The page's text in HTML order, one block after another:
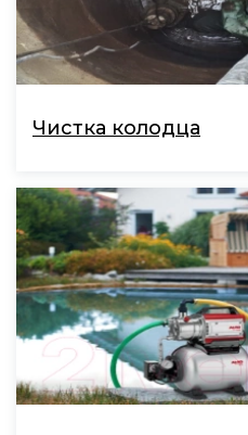
Чистка колодца